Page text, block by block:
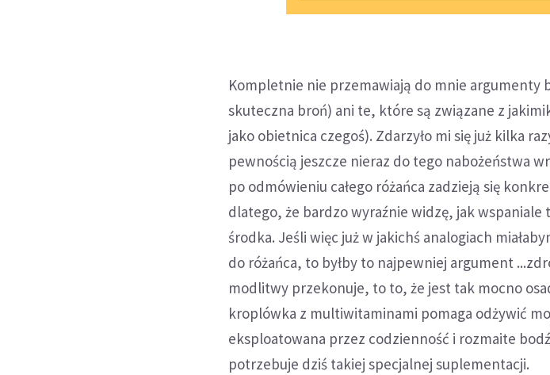
Kompletnie nie przemawiają do mnie argumenty
skuteczna broń) ani te, które są związane z
jako obietnica czegoś). Zdarzyło mi się już kilka
pewnością jeszcze nieraz do tego nabożeństwa
po odmówieniu całego różańca zadzieją się
dlatego, że bardzo wyraźnie widzę, jak
środka. Jeśli więc już w jakichś analogiach
do różańca, to byłby to najpewniej argument
modlitwy przekonuje, to to, że jest tak mocno
kroplówka z multiwitaminami pomaga odżywić
eksploatowana przez codzienność i rozmaite
potrzebuje dziś takiej specjalnej suplementacji.